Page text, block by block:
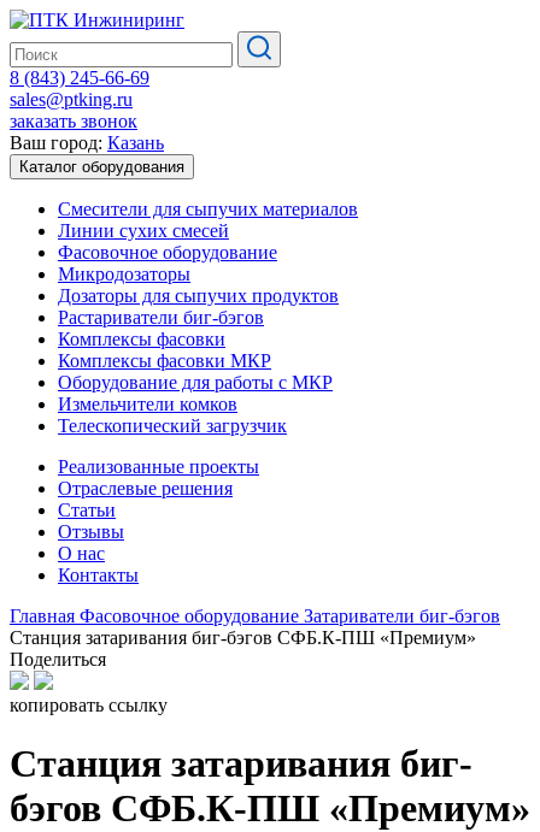
8 (843) 245-66-69
sales@ptking.ru
заказать звонок
Ваш город: Казань
Каталог оборудования
Смесители для сыпучих материалов
Линии сухих смесей
Фасовочное оборудование
Микродозаторы
Дозаторы для сыпучих продуктов
Растариватели биг-бэгов
Комплексы фасовки
Комплексы фасовки МКР
Оборудование для работы с МКР
Измельчители комков
Телескопический загрузчик
Реализованные проекты
Отраслевые решения
Статьи
Отзывы
О нас
Контакты
Главная Фасовочное оборудование Затариватели биг-бэгов
Станция затаривания биг-бэгов СФБ.К-ПШ «Премиум»
Поделиться
копировать ссылку
Станция затаривания биг-
бэгов СФБ.К-ПШ «Премиум»